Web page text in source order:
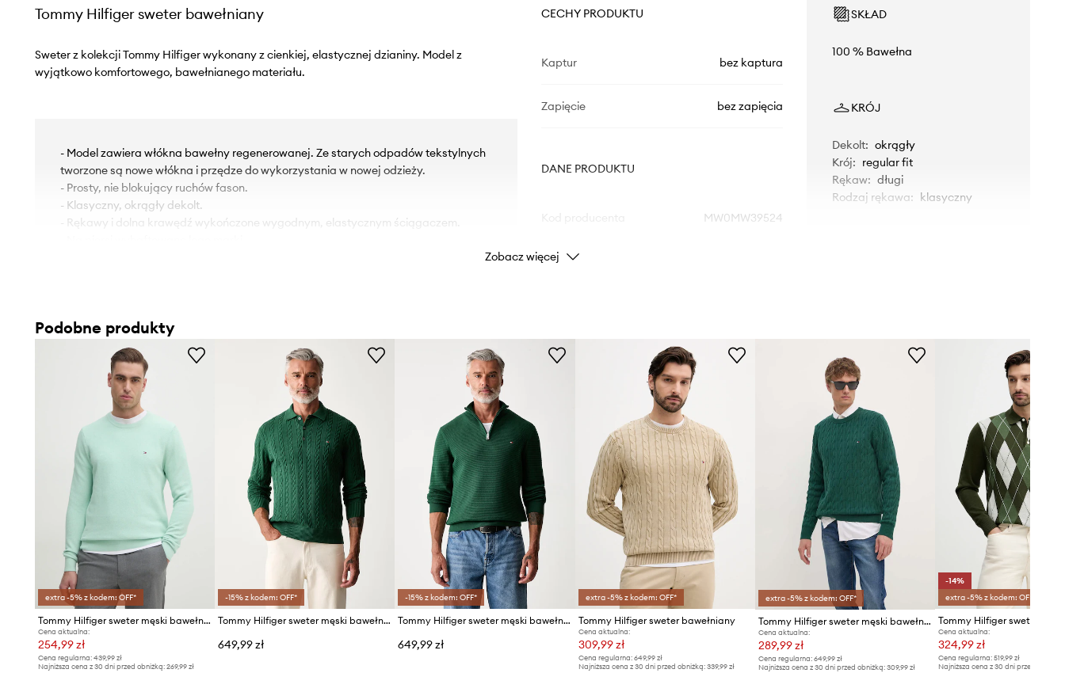
Tommy Hilfiger sweter bawełniany
Sweter z kolekcji Tommy Hilfiger wykonany z cienkiej, elastycznej dzianiny. Model z
wyjątkowo komfortowego, bawełnianego materiału.
- Model zawiera włókna bawełny regenerowanej. Ze starych odpadów tekstylnych
tworzone są nowe włókna i przędze do wykorzystania w nowej odzieży.
- Prosty, nie blokujący ruchów fason.
- Klasyczny, okrągły dekolt.
- Rękawy i dolna krawędź wykończone wygodnym, elastycznym ściągaczem.
CECHY PRODUKTU
Kaptur bez kaptura
Zapięcie bez zapięcia
DANE PRODUKTU
MW0MW39524
Kolor
Producent
SKŁAD
100 % Bawełna
KRÓJ
Dekolt: okrągły
Krój: regular fit
Rękaw: długi
Rodzaj rękawa: klasyczny
Zalecamy wybór rozmiaru, jaki nosisz
zazwyczaj.
Tabela rozmiarów
Zobacz więcej
Podobne produkty
extra -5% z kodem: OFF*
Tommy Hilfiger sweter męski bawełniany
Cena aktualna:
254,99 zł
Cena regularna: 439,99 zł
Najniższa cena z 30 dni przed obniżką: 269,99 zł
-15% z kodem: OFF*
Tommy Hilfiger sweter męski bawełniany
649,99 zł
-15% z kodem: OFF*
Tommy Hilfiger sweter męski bawełniany
649,99 zł
extra -5% z kodem: OFF*
Tommy Hilfiger sweter bawełniany
Cena aktualna:
309,99 zł
Cena regularna: 649,99 zł
Najniższa cena z 30 dni przed obniżką: 339,99 zł
extra -5% z kodem: OFF*
Tommy Hilfiger sweter męski bawełniany
Cena aktualna:
289,99 zł
Cena regularna:649,99 zł
Najniższa cena z 30 dni przed obniżką:309,99 zł
-14%
extra -5% z kodem: OFF*
Tommy Hilfiger sweter
Cena aktualna:
324,99 zł
Cena regularna: 519,99 zł
Najniższa cena z 30 dni przed obniżką: